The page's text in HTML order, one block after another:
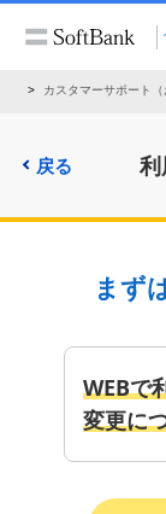
カスタマーサポート（
戻る
まず
WEBで
変更に